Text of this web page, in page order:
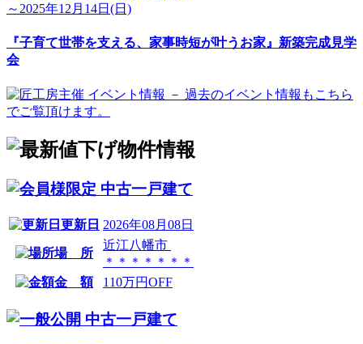
～2025年12月14日(日)
『子育て世帯を支える、家事時短が叶うお家』新築完成見学
会
中古一戸建て
更新日 2026年08月08日
場 所
近江八幡市
＊＊＊＊＊＊＊
金 額
110万円OFF
中古一戸建て